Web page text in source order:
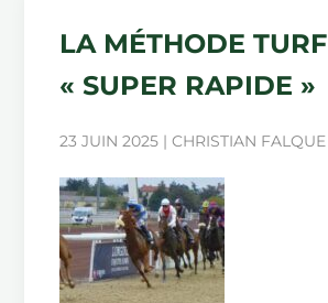
LA MÉTHODE TURF
« SUPER RAPIDE »
23 JUIN 2025 | CHRISTIAN FALQUE